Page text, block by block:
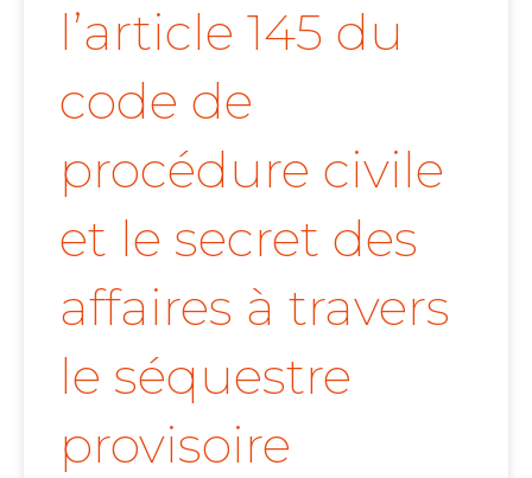
l’article 145 du
code de
procédure civile
et le secret des
affaires à travers
le séquestre
provisoire